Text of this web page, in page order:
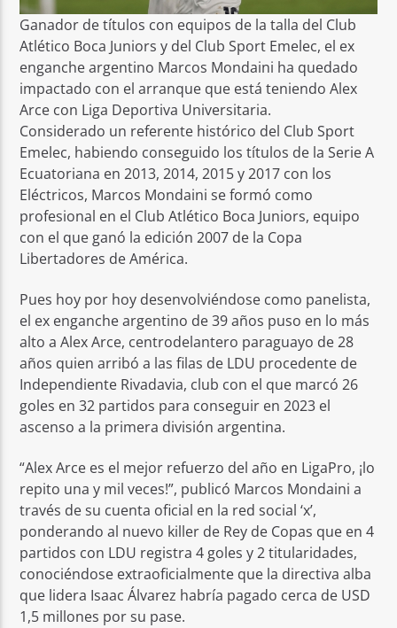
Ganador de títulos con equipos de la talla del Club
Atlético Boca Juniors y del Club Sport Emelec, el ex
enganche argentino Marcos Mondaini ha quedado
impactado con el arranque que está teniendo Alex
Arce con Liga Deportiva Universitaria.
Considerado un referente histórico del Club Sport
Emelec, habiendo conseguido los títulos de la Serie A
Ecuatoriana en 2013, 2014, 2015 y 2017 con los
Eléctricos, Marcos Mondaini se formó como
profesional en el Club Atlético Boca Juniors, equipo
con el que ganó la edición 2007 de la Copa
Libertadores de América.
Pues hoy por hoy desenvolviéndose como panelista,
el ex enganche argentino de 39 años puso en lo más
alto a Alex Arce, centrodelantero paraguayo de 28
años quien arribó a las filas de LDU procedente de
Independiente Rivadavia, club con el que marcó 26
goles en 32 partidos para conseguir en 2023 el
ascenso a la primera división argentina.
“Alex Arce es el mejor refuerzo del año en LigaPro, ¡lo
repito una y mil veces!”, publicó Marcos Mondaini a
través de su cuenta oficial en la red social ‘x’,
ponderando al nuevo killer de Rey de Copas que en 4
partidos con LDU registra 4 goles y 2 titularidades,
conociéndose extraoficialmente que la directiva alba
que lidera Isaac Álvarez habría pagado cerca de USD
1,5 millones por su pase.